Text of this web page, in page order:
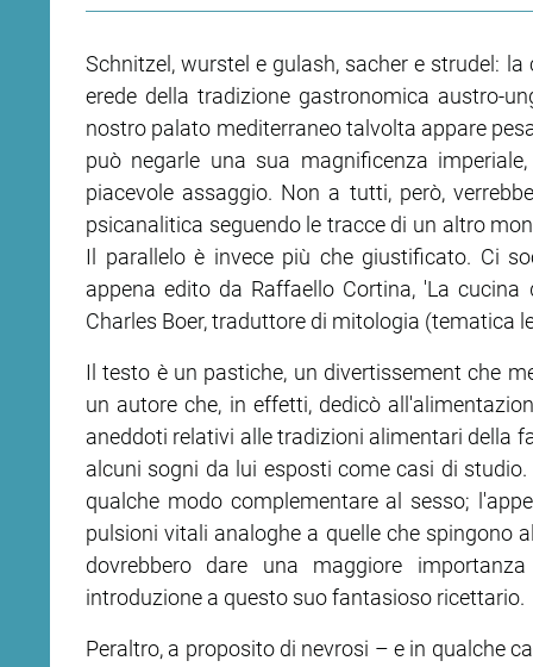
Schnitzel, wurstel e gulash, sacher e strudel:
erede della tradizione gastronomica austro-
nostro palato mediterraneo talvolta appare
può negarle una sua magnificenza
piacevole assaggio. Non a tutti, però,
psicanalitica seguendo le tracce di un altro
Il parallelo è invece più che giustificato. Ci
appena edito da Raffaello Cortina, 'La
Charles Boer, traduttore di mitologia (tematica
Il testo è un pastiche, un divertissement che
un autore che, in effetti, dedicò
aneddoti relativi alle tradizioni alimentari della
alcuni sogni da lui esposti come casi di
qualche modo complementare al sesso;
pulsioni vitali analoghe a quelle che spingono
dovrebbero dare una maggiore
introduzione a questo suo fantasioso ricettario.
Peraltro, a proposito di nevrosi – e in qualche